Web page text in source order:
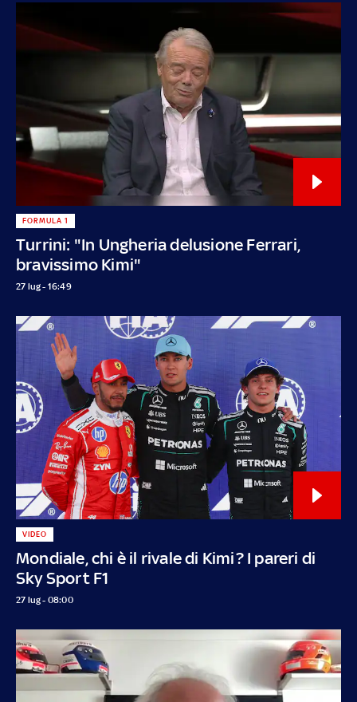
Turrini: "In Ungheria delusione Ferrari,
bravissimo Kimi"
FORMULA 1
27 lug - 16:49
Mondiale, chi è il rivale di Kimi? I pareri di
Sky Sport F1
VIDEO
27 lug - 08:00